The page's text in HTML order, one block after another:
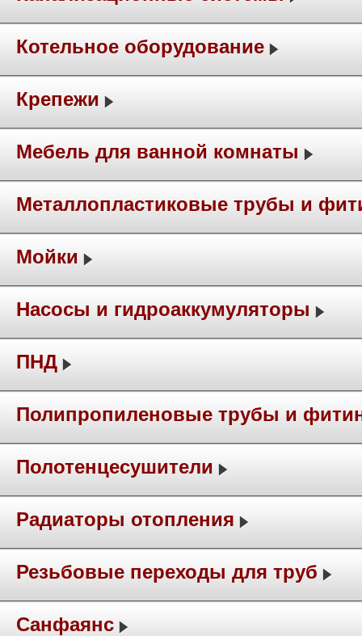
Котельное оборудование
Крепежи
Мебель для ванной комнаты
Металлопластиковые трубы и
Мойки
Насосы и гидроаккумуляторы
ПНД
Полипропиленовые трубы и
Полотенцесушители
Радиаторы отопления
Резьбовые переходы для труб
Санфаянс